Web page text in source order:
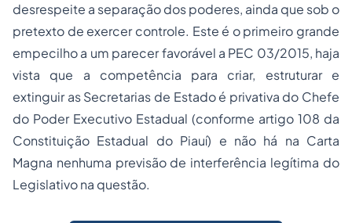
desrespeite a separação dos poderes, ainda que sob o
pretexto de exercer controle. Este é o primeiro grande
empecilho a um parecer favorável a PEC 03/2015, haja
vista que a competência para criar, estruturar e
extinguir as Secretarias de Estado é privativa do Chefe
do Poder Executivo Estadual (conforme artigo 108 da
Constituição Estadual do Piauí) e não há na Carta
Magna nenhuma previsão de interferência legítima do
Legislativo na questão.